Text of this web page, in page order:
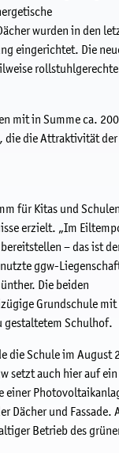
wurden in den
eingerichtet. Die
mit in Summe ca. 200
die die Attraktivität der
für Kitas und
erzielt. „Im
– das ist
ggw-
Die beiden
Grundschule
gestaltetem Schulhof.
die Schule im August
setzt auch hier auf ein
einer
Dächer und Fassade.
Betrieb des